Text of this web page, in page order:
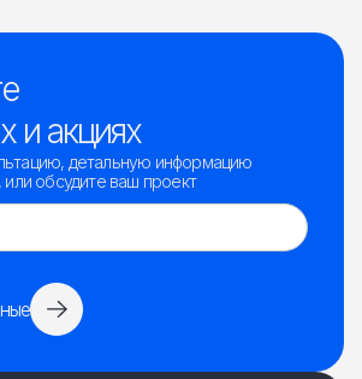
и акциях
детальную информацию
или обсудите ваш проект